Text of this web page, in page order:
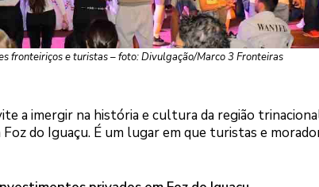
fronteiriços e turistas – foto: Divulgação/Marco 3 Fronteiras
a imergir na história e cultura da região
do Iguaçu. É um lugar em que turistas e